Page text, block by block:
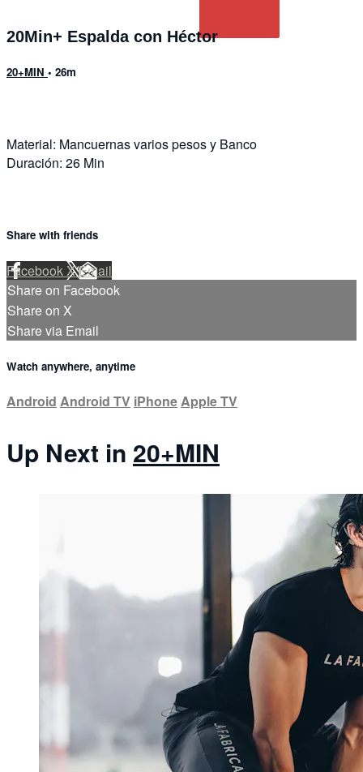
20Min+ Espalda con Héctor
20+MIN • 26m
Material: Mancuernas varios pesos y Banco
Duración: 26 Min
Share with friends
FacebookXEmail
Share on Facebook
Share on X
Share via Email
Watch anywhere, anytime
Android Android TV iPhoneApple TV
Up Next in 20+MIN